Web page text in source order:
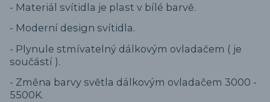
- Materiál svítidla je plast v bílé barvě.
- Moderní design svítidla.
- Plynule stmívatelný dálkovým ovladačem ( je
součástí ).
- Změna barvy světla dálkovým ovladačem 3000 -
5500K.